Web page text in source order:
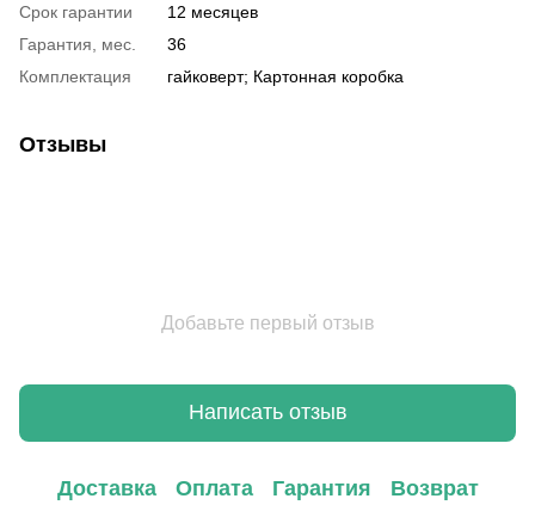
Срок гарантии
12 месяцев
Гарантия, мес.
36
Комплектация
гайковерт; Картонная коробка
Отзывы
Добавьте первый отзыв
Написать отзыв
Доставка Оплата Гарантия Возврат